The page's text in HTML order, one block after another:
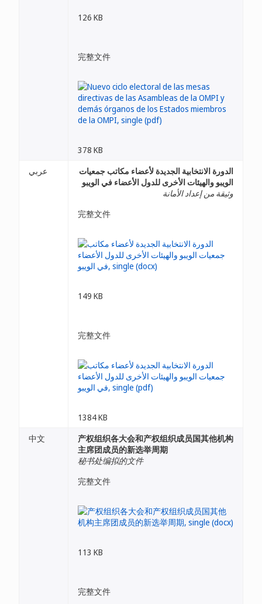
126 KB
完整文件
378 KB
عربي
الدورة الانتخابية الجديدة لأعضاء مكاتب جمعيات
الويبو والهيئات الأخرى للدول الأعضاء في الويبو
وثيقة من إعداد الأمانة
完整文件
149 KB
完整文件
1384 KB
中文
产权组织各大会和产权组织成员国其他机构
主席团成员的新选举周期
秘书处编拟的文件
完整文件
113 KB
完整文件